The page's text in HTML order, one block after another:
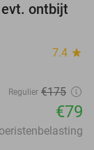
55%
ontbijt
7.4 star
Regulier €175
€79